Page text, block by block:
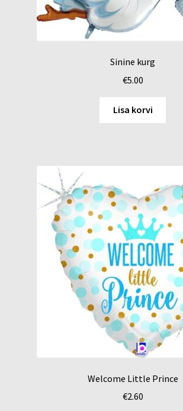
Sinine kurg
€5.00
Lisa korvi
Welcome Little Prince
€2.60